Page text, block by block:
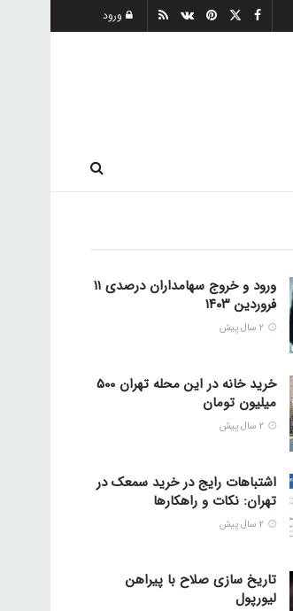
ورود
ورود و خروج سهامداران درصدی ۱۱
فروردین ۱۴۰۳
خرید خانه در این محله تهران 500
میلیون تومان
اشتباهات رایج در خرید سمعک در
تهران: نکات و راهکارها
تاریخ سازی صلاح با پیراهن
لیورپول